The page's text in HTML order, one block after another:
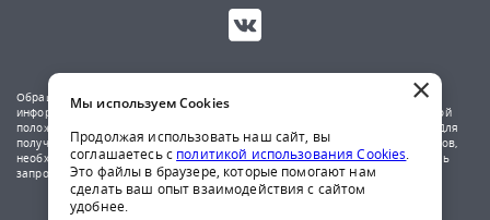
Обращаем ваше внимание на то, что данный сайт носит исключительно
информационный характер и не является публичной офертой, определяемой
положениями Статьи 437(2) Гражданского кодекса Российской Федерации. Для
получения подробной информации о наличии и стоимости указанных товаров,
необходимо обратиться к менеджерам компании по телефону или отправить
запрос на почтовый адрес указанный в контактах.
×
Мы используем Cookies
Продолжая использовать наш сайт, вы
соглашаетесь с политикой использования Cookies.
Это файлы в браузере, которые помогают нам
сделать ваш опыт взаимодействия с сайтом
удобнее.